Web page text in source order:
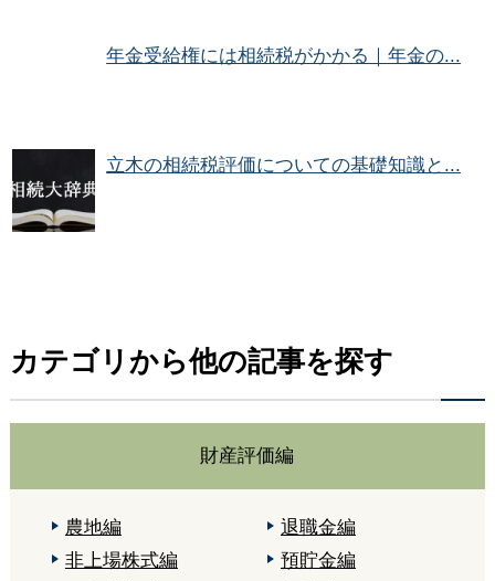
年金受給権には相続税がかかる｜年金の...
立木の相続税評価についての基礎知識と...
カテゴリから他の記事を探す
財産評価編
農地編
退職金編
非上場株式編
預貯金編